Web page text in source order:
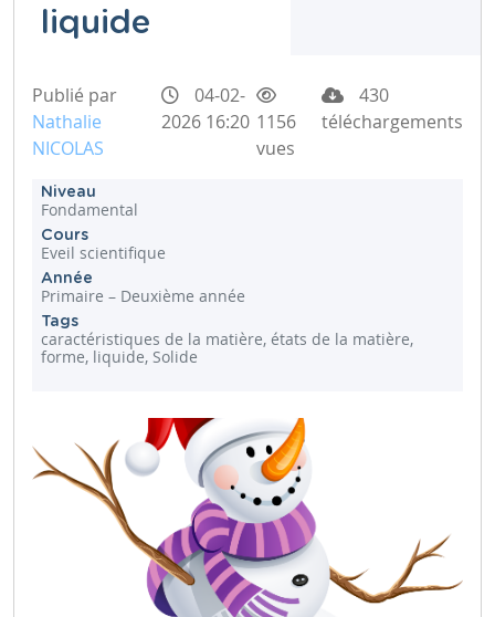
liquide
Publié par
Nathalie
NICOLAS
04-02-
2026 16:20 1156
vues
430
téléchargements
Niveau
Fondamental
Cours
Eveil scientifique
Année
Primaire – Deuxième année
Tags
caractéristiques de la matière, états de la matière,
forme, liquide, Solide